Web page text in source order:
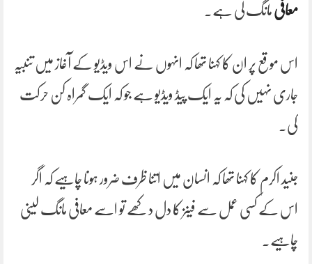
معافی مانگ لی ہے۔
اس موقع پر ان کا کہنا تھا کہ انہوں نے اس ویڈیو کے آغاز میں تنبیہ
جاری نہیں کی کہ یہ ایک پیڈ ویڈیو ہے جو کہ ایک گمراہ کن حرکت
کی۔
جنید اکرم کا کہنا تھا کہ انسان میں اتنا ظرف ضرور ہونا چاہیے کہ اگر
اس کے کسی عمل سے فینز کا دل دکھے تو اسے معافی مانگ لینی
چاہیے۔